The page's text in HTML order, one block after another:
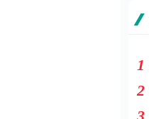
1
2
3